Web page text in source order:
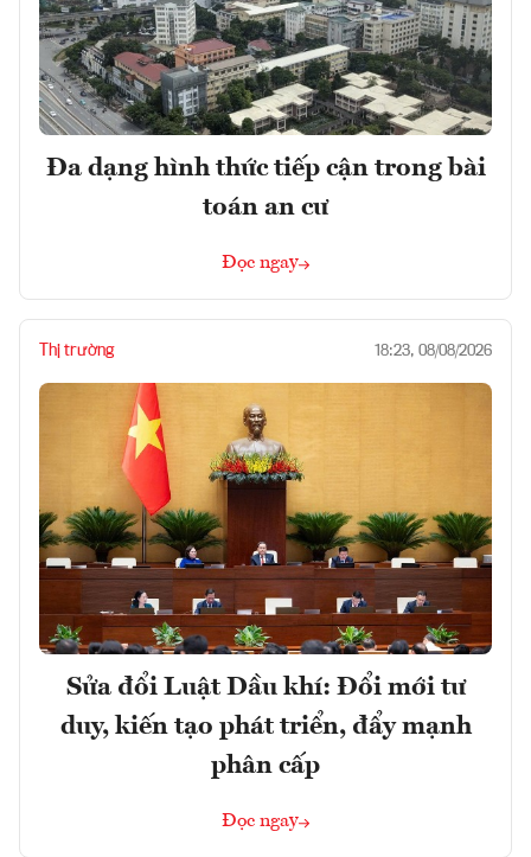
Đa dạng hình thức tiếp cận trong bài
toán an cư
Đọc ngay
Thị trường 18:23, 08/08/2026
Sửa đổi Luật Dầu khí: Đổi mới tư
duy, kiến tạo phát triển, đẩy mạnh
phân cấp
Đọc ngay